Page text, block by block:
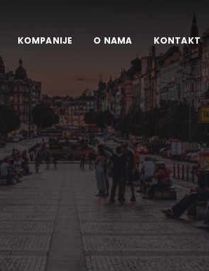
KOMPANIJE O NAMA KONTAKT